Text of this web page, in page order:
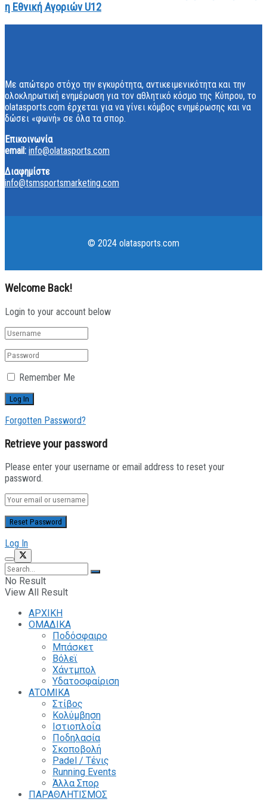
η Εθνική Αγοριών U12
Με απώτερο στόχο την εγκυρότητα, αντικειμενικότητα και την
ολοκληρωτική ενημέρωση για τον αθλητικό κόσμο της Κύπρου, το
olatasports.com έρχεται για να γίνει κόμβος ενημέρωσης και να
δώσει «φωνή» σε όλα τα σπορ.
Επικοινωνία
email: info@olatasports.com
Διαφημίστε
info@tsmsportsmarketing.com
© 2024 olatasports.com
Welcome Back!
Login to your account below
Remember Me
Forgotten Password?
Retrieve your password
Please enter your username or email address to reset your
password.
Log In
No Result
View All Result
ΑΡΧΙΚΗ
ΟΜΑΔΙΚΑ
Ποδόσφαιρο
Μπάσκετ
Βόλεϊ
Χάντμπολ
Υδατοσφαίριση
ΑΤΟΜΙΚΑ
Στίβος
Κολύμβηση
Ιστιοπλοΐα
Ποδηλασία
Σκοποβολή
Padel / Τένις
Running Events
Άλλα Σπορ
ΠΑΡΑΘΛΗΤΙΣΜΟΣ